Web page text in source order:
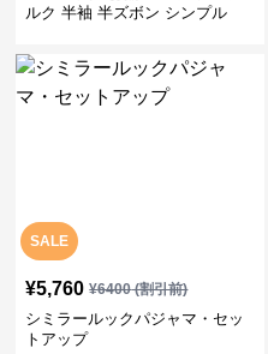
ルク 半袖 半ズボン シンプル
SALE
¥5,760 ¥6400(割引前)
シミラールックパジャマ・セッ
トアップ